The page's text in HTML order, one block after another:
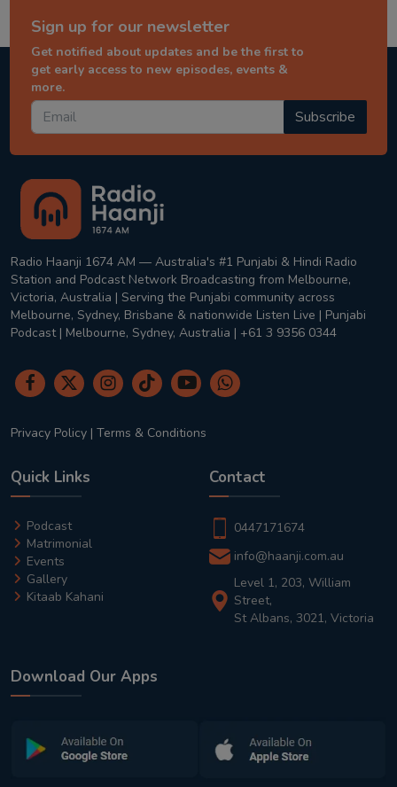
Sign up for our newsletter
Get notified about updates and be the first to
get early access to new episodes, events &
more.
Subscribe
Radio Haanji 1674 AM — Australia's #1 Punjabi & Hindi Radio
Station and Podcast Network Broadcasting from Melbourne,
Victoria, Australia | Serving the Punjabi community across
Melbourne, Sydney, Brisbane & nationwide Listen Live | Punjabi
Podcast | Melbourne, Sydney, Australia | +61 3 9356 0344
Privacy Policy | Terms & Conditions
Quick Links
Podcast
Matrimonial
Events
Gallery
Kitaab Kahani
Contact
0447171674
info@haanji.com.au
Level 1, 203, William
Street,
St Albans, 3021, Victoria
Download Our Apps